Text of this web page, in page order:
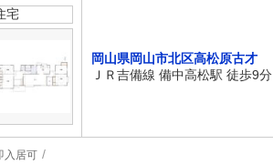
宅
岡山県岡山市北区高松原古才
ＪＲ吉備線 備中高松駅 徒歩9分
入居可